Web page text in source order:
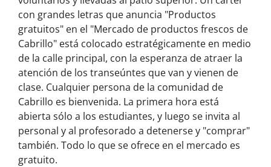
con grandes letras que anuncia "Productos
gratuitos" en el "Mercado de productos frescos de
Cabrillo" está colocado estratégicamente en medio
de la calle principal, con la esperanza de atraer la
atención de los transeúntes que van y vienen de
clase. Cualquier persona de la comunidad de
Cabrillo es bienvenida. La primera hora está
abierta sólo a los estudiantes, y luego se invita al
personal y al profesorado a detenerse y "comprar"
también. Todo lo que se ofrece en el mercado es
gratuito.